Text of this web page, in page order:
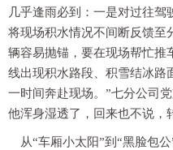
几乎逢雨必到：一是对过往
将现场积水情况不间断反馈至
辆容易抛锚，要在现场帮忙推
线出现积水路段、积雪结冰路
一时间奔赴现场。”七分公司
他浑身湿透了，回来也不说，
从“车厢小太阳”到“黑脸包公